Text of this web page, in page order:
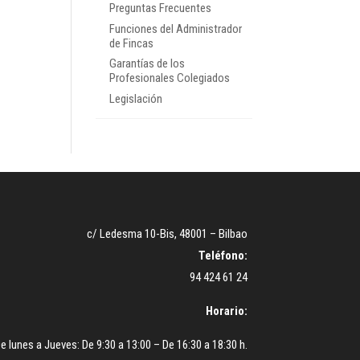
Preguntas Frecuentes
Funciones del Administrador
de Fincas
Garantías de los
Profesionales Colegiados
Legislación
c/ Ledesma 10-Bis, 48001 – Bilbao
Teléfono:
94 424 61 24
Horario:
lunes a Jueves: De 9:30 a 13:00 – De 16:30 a 18:30 h.